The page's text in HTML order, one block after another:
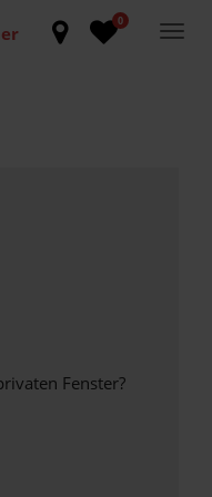
0
Fenster?